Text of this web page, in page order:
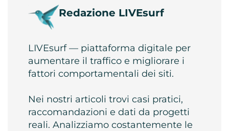
Redazione LIVEsurf
LIVEsurf — piattaforma digitale per
aumentare il traffico e migliorare i
fattori comportamentali dei siti.
Nei nostri articoli trovi casi pratici,
raccomandazioni e dati da progetti
reali. Analizziamo costantemente le